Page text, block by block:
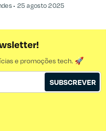
25 agosto 2025
e promoções tech. 🚀
SUBSCREVER